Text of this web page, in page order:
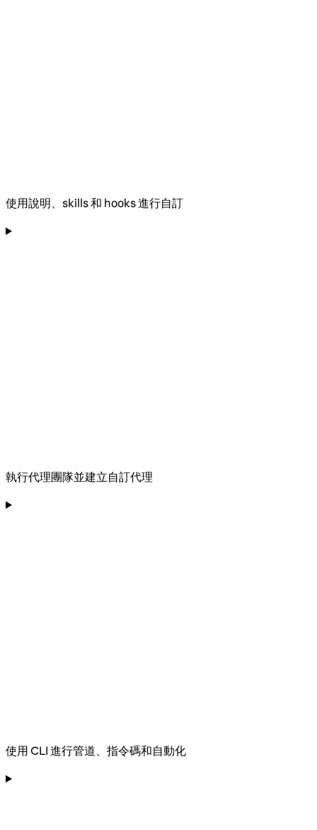
使用說明、skills 和 hooks 進行自訂
執行代理團隊並建立自訂代理
使用 CLI 進行管道、指令碼和自動化